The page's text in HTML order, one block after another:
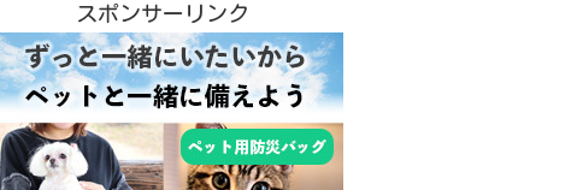
スポンサーリンク